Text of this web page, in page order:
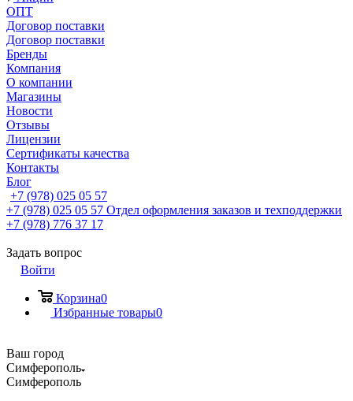
ОПТ
Договор поставки
Договор поставки
Бренды
Компания
О компании
Магазины
Новости
Отзывы
Лицензии
Сертификаты качества
Контакты
Блог
+7 (978) 025 05 57
+7 (978) 025 05 57 Отдел оформления заказов и техподдержки
+7 (978) 776 37 17
Задать вопрос
Войти
Корзина0
Избранные товары0
Ваш город
Симферополь
Симферополь